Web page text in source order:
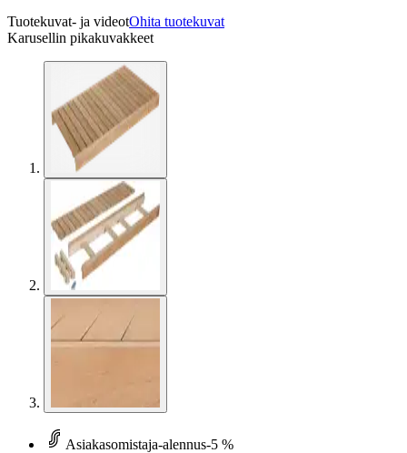
Tuotekuvat- ja videotOhita tuotekuvat
Karusellin pikakuvakkeet
Asiakasomistaja-alennus-5 %